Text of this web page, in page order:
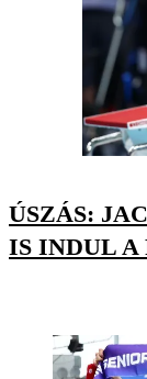
ÚSZÁS:
IS INDUL A